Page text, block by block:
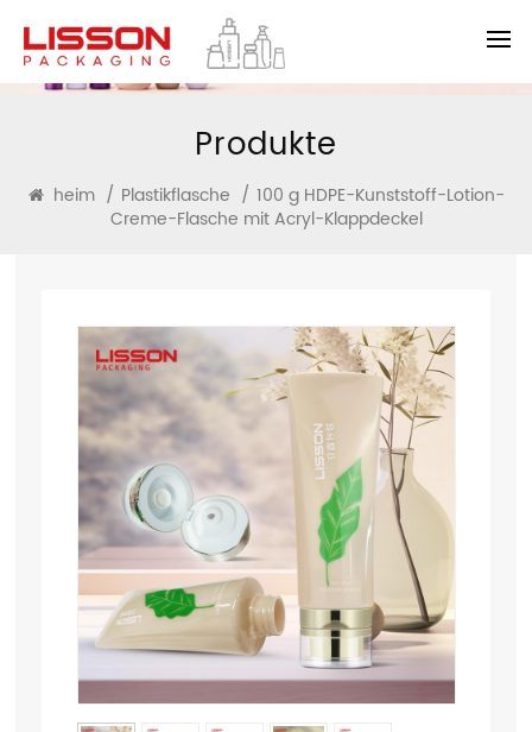
Produkte
heim / Plastikflasche / 100 g HDPE-Kunststoff-Lotion-
Creme-Flasche mit Acryl-Klappdeckel